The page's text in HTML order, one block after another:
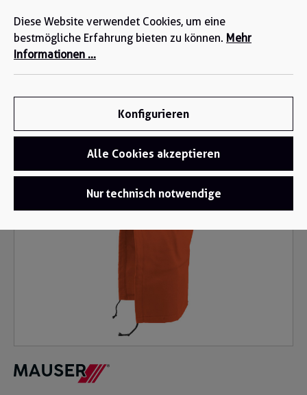
springen
Funktionsbekleidung / Multinorm Arbeitskleidung
Bildergalerie überspringen
Diese Website verwendet Cookies, um eine
bestmögliche Erfahrung bieten zu können. Mehr
Informationen ...
Konfigurieren
Alle Cookies akzeptieren
Nur technisch notwendige